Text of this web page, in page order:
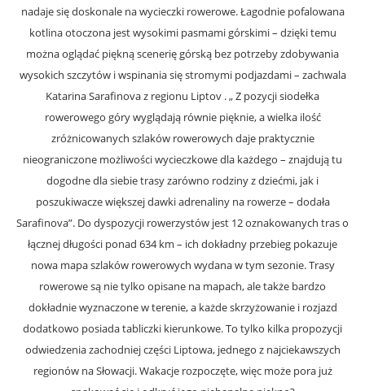
nadaje się doskonale na wycieczki rowerowe. Łagodnie pofalowana
kotlina otoczona jest wysokimi pasmami górskimi – dzięki temu
można oglądać piękną scenerię górską bez potrzeby zdobywania
wysokich szczytów i wspinania się stromymi podjazdami – zachwala
Katarina Sarafinova z regionu Liptov . „ Z pozycji siodełka
rowerowego góry wyglądają równie pięknie, a wielka ilość
zróżnicowanych szlaków rowerowych daje praktycznie
nieograniczone możliwości wycieczkowe dla każdego – znajdują tu
dogodne dla siebie trasy zarówno rodziny z dziećmi, jak i
poszukiwacze większej dawki adrenaliny na rowerze – dodała
Sarafinova”. Do dyspozycji rowerzystów jest 12 oznakowanych tras o
łącznej długości ponad 634 km – ich dokładny przebieg pokazuje
nowa mapa szlaków rowerowych wydana w tym sezonie. Trasy
rowerowe są nie tylko opisane na mapach, ale także bardzo
dokładnie wyznaczone w terenie, a każde skrzyżowanie i rozjazd
dodatkowo posiada tabliczki kierunkowe. To tylko kilka propozycji
odwiedzenia zachodniej części Liptowa, jednego z najciekawszych
regionów na Słowacji. Wakacje rozpoczęte, więc może pora już